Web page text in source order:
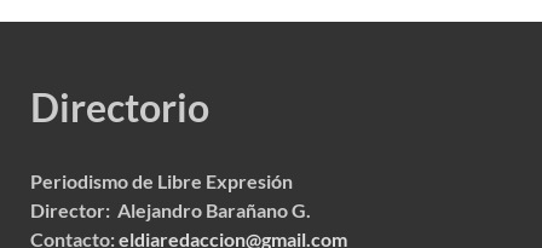
Directorio
Periodismo de Libre Expresión
Director: Alejandro Barañano G.
Contacto:eldiaredaccion@gmail.com